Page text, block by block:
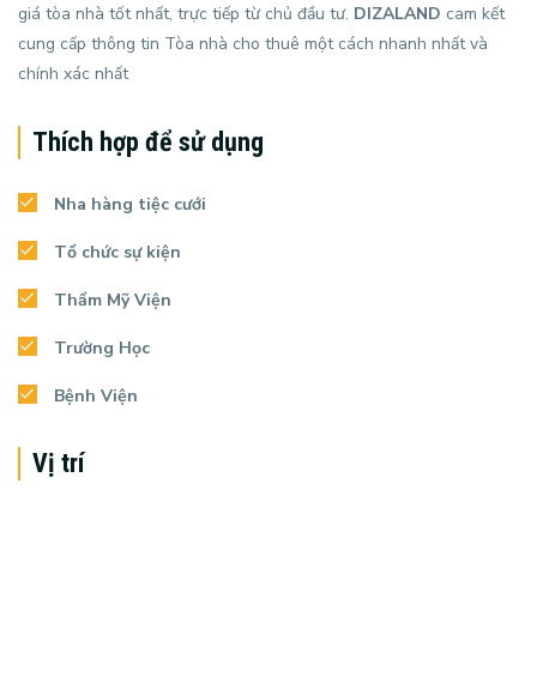
giá tòa nhà tốt nhất, trực tiếp từ chủ đầu tư. DIZALAND cam kết
cung cấp thông tin Tòa nhà cho thuê một cách nhanh nhất và
chính xác nhất
Thích hợp để sử dụng
Nha hàng tiệc cưới
Tổ chức sự kiện
Thẩm Mỹ Viện
Trường Học
Bệnh Viện
Vị trí